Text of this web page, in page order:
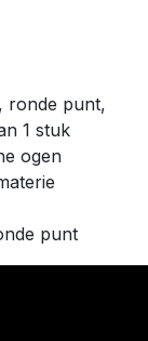
ronde punt,
1 stuk
ogen
punt